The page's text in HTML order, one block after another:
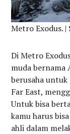
Metro Exodus. |
Di Metro
muda bernama
berusaha
Far East,
Untuk bisa
kamu harus
ahli dalam